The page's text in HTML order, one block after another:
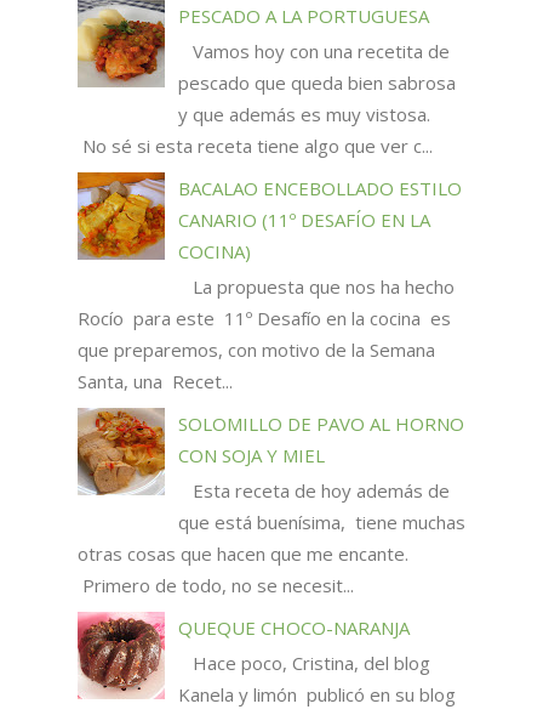
PESCADO A LA PORTUGUESA
Vamos hoy con una recetita de
pescado que queda bien sabrosa
y que además es muy vistosa.
No sé si esta receta tiene algo que ver c...
BACALAO ENCEBOLLADO ESTILO
CANARIO (11º DESAFÍO EN LA
COCINA)
La propuesta que nos ha hecho
Rocío para este 11º Desafío en la cocina es
que preparemos, con motivo de la Semana
Santa, una Recet...
SOLOMILLO DE PAVO AL HORNO
CON SOJA Y MIEL
Esta receta de hoy además de
que está buenísima, tiene muchas
otras cosas que hacen que me encante.
Primero de todo, no se necesit...
QUEQUE CHOCO-NARANJA
Hace poco, Cristina, del blog
Kanela y limón publicó en su blog